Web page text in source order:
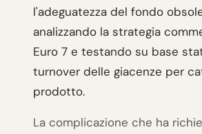
l'adeguatezza del fondo
analizzando la strategia
Euro 7 e testando su base
turnover delle giacenze per
prodotto.
La complicazione che ha